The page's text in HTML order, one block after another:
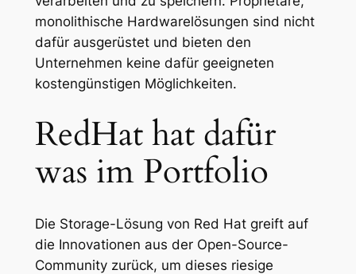
monolithische Hardwarelösungen sind nicht
dafür ausgerüstet und bieten den
Unternehmen keine dafür geeigneten
kostengünstigen Möglichkeiten.
RedHat hat dafür
was im Portfolio
Die Storage-Lösung von Red Hat greift auf
die Innovationen aus der Open-Source-
Community zurück, um dieses riesige